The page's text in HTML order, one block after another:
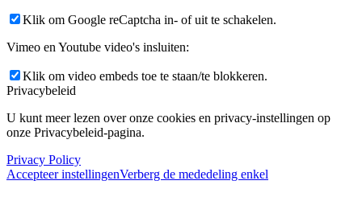
Klik om Google reCaptcha in- of uit te schakelen.
Vimeo en Youtube video's insluiten:
Klik om video embeds toe te staan/te blokkeren.
Privacybeleid
U kunt meer lezen over onze cookies en privacy-instellingen op
onze Privacybeleid-pagina.
Privacy Policy
Accepteer instellingenVerberg de mededeling enkel